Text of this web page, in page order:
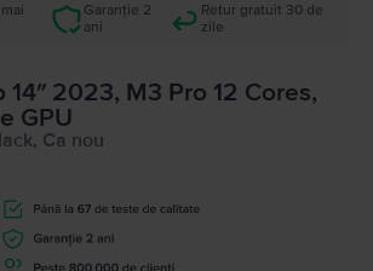
Garanție 2
ani
Retur gratuit 30 de
zile
14″ 2023, M3 Pro 12 Cores,
GPU
Ca nou